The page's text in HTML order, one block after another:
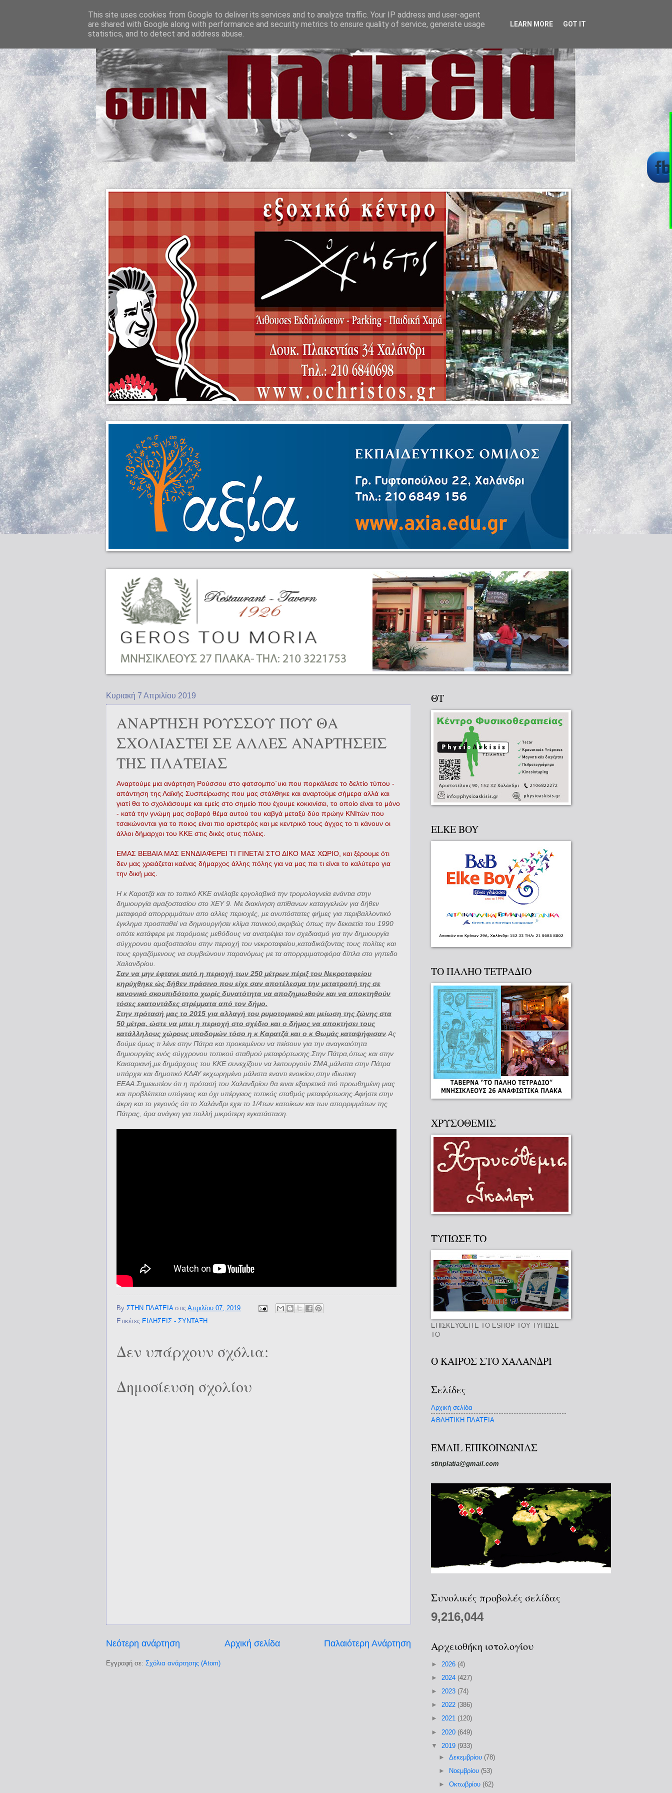
Κυριακή 7 Απριλίου 2019
ΑΝΑΡΤΗΣΗ ΡΟΥΣΣΟΥ ΠΟΥ ΘΑ
ΣΧΟΛΙΑΣΤΕΙ ΣΕ ΑΛΛΕΣ ΑΝΑΡΤΗΣΕΙΣ
ΤΗΣ ΠΛΑΤΕΙΑΣ
Αναρτούμε μια ανάρτηση Ρούσσου στο φατσομπο΄υκι που πορκάλεσε το δελτίο τύπου -
απάντηση της Λαϊκής Συσπείρωσης που μας στάλθηκε και αναρτούμε σήμερα αλλά και
γιατί θα το σχολιάσουμε και εμείς στο σημείο που έχουμε κοκκινίσει, το οποίο είναι το μόνο
- κατά την γνώμη μας σοβαρό θέμα αυτού του καβγά μεταξύ δύο πρώην ΚΝΙτών που
τσακώνονται για το ποιος είναι πιο αριστερός και με κεντρικό τους άγχος το τι κάνουν οι
άλλοι δήμαρχοι του ΚΚΕ στις δικές οτυς πόλεις.
ΕΜΑΣ ΒΕΒΑΙΑ ΜΑΣ ΕΝΝΔΙΑΦΕΡΕΙ ΤΙ ΓΙΝΕΤΑΙ ΣΤΟ ΔΙΚΟ ΜΑΣ ΧΩΡΙΟ, και ξέρουμε ότι
δεν μας χρειάζεται καένας δήμαρχος άλλης πόλης για να μας πει τι είναι το καλύτερο για
την δική μας.
Η κ Καρατζά και το τοπικό ΚΚΕ ανέλαβε εργολαβικά την τρομολαγνεία ενάντια στην
δημιουργία αμαξοστασίου στο ΧΕΥ 9. Με διακίνηση απίθανων καταγγελιών για δήθεν
μεταφορά απορριμμάτων απο αλλες περιοχές, με ανυπόστατες φήμες για περιβαλλοντικό
έγκλημα προσπαθεί να δημιουργήσει κλίμα πανικού,ακριβώς όπως την δεκαετία του 1990
οπότε κατάφερε με παρόμοιες μεθόδους να ανατρέψει τον σχεδιασμό για την δημιουργία
σύγχρονου αμαξοστασίου στην περιοχή του νεκροταφείου,καταδικάζοντας τους πολίτες και
τους εργαζόμενους να συμβιώνουν παρανόμως με τα απορριμματοφόρα δίπλα στο γηπεδο
Χαλανδρίου.
Σαν να μην έφτανε αυτό η περιοχή των 250 μέτρων πέριξ του Νεκροταφείου
κηρύχθηκε ώς δήθεν πράσινο που είχε σαν αποτέλεσμα την μετατροπή της σε
κανονικό σκουπιδότοπο χωρίς δυνατότητα να αποζημιωθούν και να αποκτηθούν
τόσες εκατοντάδες στρέμματα από τον δήμο.
Στην πρότασή μας το 2015 για αλλαγή του ρυμοτομικού και μείωση της ζώνης στα
50 μέτρα, ώστε να μπει η περιοχή στο σχέδιο και ο δήμος να αποκτήσει τους
κατάλληλους χώρους υποδομών τόσο η κ Καρατζά και ο κ Θωμάς καταψήφισαν .Ας
δούμε όμως τι λένε στην Πάτρα και προκειμένου να πείσουν για την αναγκαιότητα
δημιουργίας ενός σύγχρονου τοπικού σταθμού μεταφόρτωσης.Στην Πάτρα,όπως και στην
Καισαριανή,με δημάρχους του ΚΚΕ συνεχίζουν να λειτουργούν ΣΜΑ,μάλιστα στην Πάτρα
υπάρχει και δημοτικό ΚΔΑΥ εκχωρημένο μάλιστα εναντι ενοικίου,στην ιδιωτικη
ΕΕΑΑ.Σημειωτέον ότι η πρότασή του Χαλανδρίου θα ειναι εξαιρετικά πιό προωθημένη μιας
και προβλέπεται υπόγειος και όχι υπέργειος τοπικός σταθμός μεταφόρτωσης.Αφήστε στην
άκρη και το γεγονός ότι το Χαλάνδρι εχει το 1/4των κατοίκων και των απορριμμάτων της
Πάτρας, άρα ανάγκη για πολλή μικρότερη εγκατάσταση.
By ΣΤΗΝ ΠΛΑΤΕΙΑ στις Απριλίου 07, 2019
Ετικέτες ΕΙΔΗΣΕΙΣ - ΣΥΝΤΑΞΗ
Δεν υπάρχουν σχόλια:
Δημοσίευση σχολίου
Νεότερη ανάρτηση Παλαιότερη Ανάρτηση
Αρχική σελίδα
Εγγραφή σε: Σχόλια ανάρτησης (Atom)
ΘΤ
ELKE BOY
ΤΟ ΠΑΛΗΟ ΤΕΤΡΑΔΙΟ
ΧΡΥΣΟΘΕΜΙΣ
ΤΥΠΩΣΕ ΤΟ
ΕΠΙΣΚΕΥΘΕΙΤΕ ΤΟ ESHOP ΤΟΥ ΤΥΠΩΣΕ
ΤΟ
Ο ΚΑΙΡΟΣ ΣΤΟ ΧΑΛΑΝΔΡΙ
Σελίδες
Αρχική σελίδα
ΑΘΛΗΤΙΚΗ ΠΛΑΤΕΙΑ
EMAIL ΕΠΙΚΟΙΝΩΝΙΑΣ
stinplatia@gmail.com
Συνολικές προβολές σελίδας
9,216,044
Αρχειοθήκη ιστολογίου
► 2026 (4)
► 2024 (427)
► 2023 (74)
► 2022 (386)
► 2021 (120)
► 2020 (649)
▼ 2019 (933)
►Δεκεμβρίου (78)
►
Νοεμβρίου (53)
►Οκτωβρίου (62)
This site uses cookies from Google to deliver its services and to analyze traffic. Your IP address and user-agent
are shared with Google along with performance and security metrics to ensure quality of service, generate usage
statistics, and to detect and address abuse.
LEARN MORE GOT IT